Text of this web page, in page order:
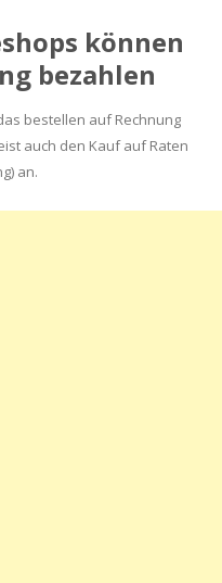
können
bezahlen
bestellen auf Rechnung
auch den Kauf auf Raten
an.